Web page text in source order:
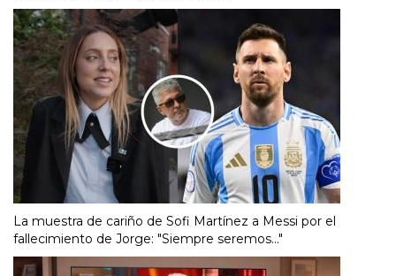
La muestra de cariño de Sofi Martínez a Messi por el
fallecimiento de Jorge: "Siempre seremos..."